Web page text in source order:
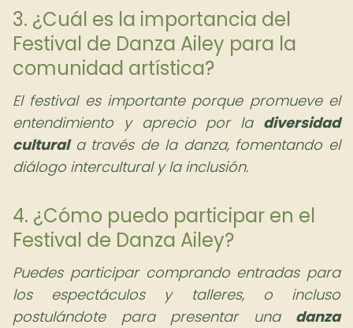
3. ¿Cuál es la importancia del
Festival de Danza Ailey para la
comunidad artística?
El festival es importante porque promueve el
entendimiento y aprecio por la diversidad
culturala través de la danza, fomentando el
diálogo intercultural y la inclusión.
4. ¿Cómo puedo participar en el
Festival de Danza Ailey?
Puedes participar comprando entradas para
los espectáculos y talleres, o incluso
postulándote para presentar una danza